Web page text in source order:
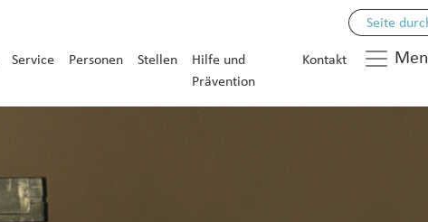
Service Personen Stellen
Hilfe und
Prävention
Kontakt